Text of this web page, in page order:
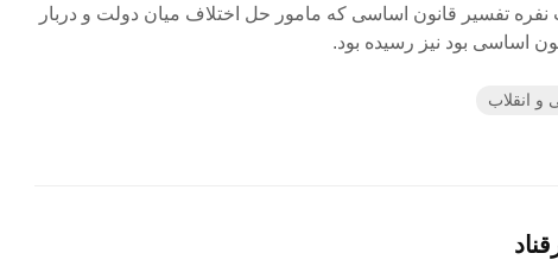
نفره تفسیر قانون اساسی که مامور حل اختلاف میان دولت و دربار
اساسی بود نیز رسیده بود.
و انقلاب